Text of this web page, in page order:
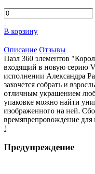
В корзину
Описание Отзывы
Пазл 360 элементов
входящий в новую серию
исполнении Александра
захочется собрать и
отличным украшением
упаковке можно найти
изображенного на ней.
времяпрепровождение для
!
Предупреждение